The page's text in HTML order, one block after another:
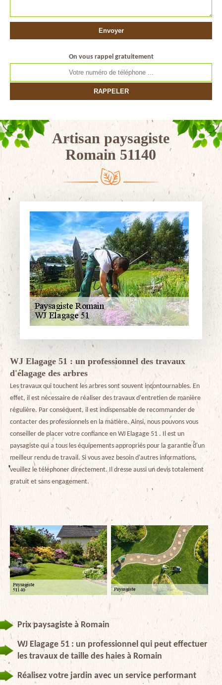
On vous rappel gratuitement
Artisan paysagiste
Romain 51140
WJ Elagage 51 : un professionnel des travaux
d'élagage des arbres
Les travaux qui touchent les arbres sont souvent incontournables. En
effet, il est nécessaire de réaliser des travaux d'entretien de manière
régulière. Par conséquent, il est indispensable de recommander de
contacter des professionnels en la matière. Ainsi, nous pouvons vous
conseiller de placer votre confiance en WJ Elagage 51 . Il est un
paysagiste qui a tous les équipements appropriés pour la garantie d'un
meilleur rendu de travail. Si vous avez besoin d'autres informations,
veuillez le téléphoner directement. Il dresse aussi un devis totalement
gratuit et sans engagement.
Prix paysagiste à Romain
WJ Elagage 51 : un professionnel qui peut effectuer
les travaux de taille des haies à Romain
Réalisez votre jardin avec un service performant